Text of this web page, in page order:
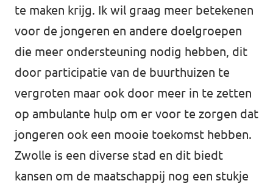
Enschede
Hengelo
Zwolle
te maken krijg. Ik wil graag meer betekenen
voor de jongeren en andere doelgroepen
die meer ondersteuning nodig hebben, dit
door participatie van de buurthuizen te
vergroten maar ook door meer in te zetten
op ambulante hulp om er voor te zorgen dat
jongeren ook een mooie toekomst hebben.
Zwolle is een diverse stad en dit biedt
kansen om de maatschappij nog een stukje